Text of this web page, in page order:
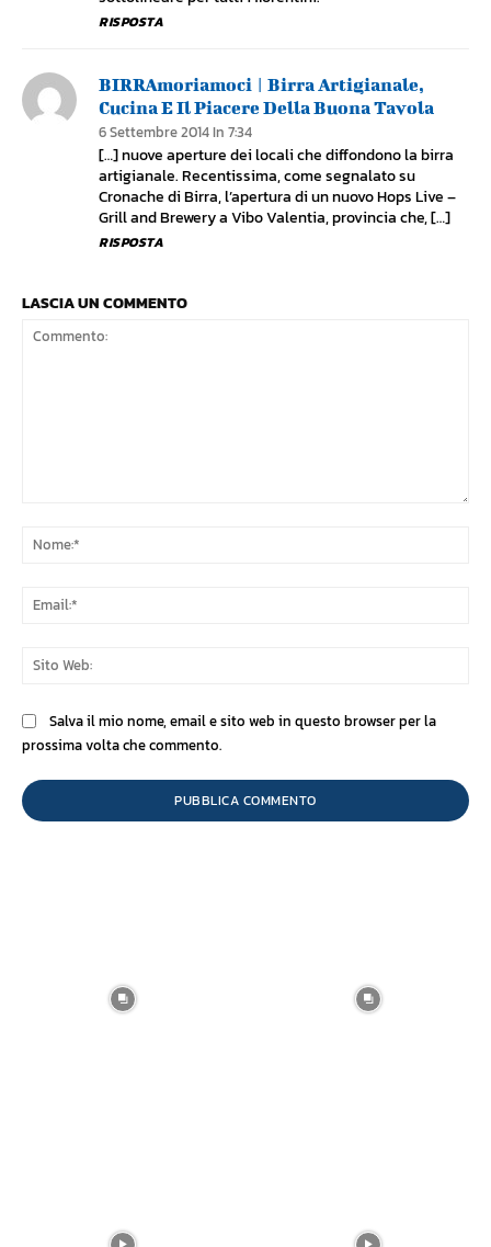
RISPOSTA
BIRRAmoriamoci | Birra Artigianale,
Cucina E Il Piacere Della Buona Tavola
6 Settembre 2014 In 7:34
[…] nuove aperture dei locali che diffondono la birra
artigianale. Recentissima, come segnalato su
Cronache di Birra, l’apertura di un nuovo Hops Live –
Grill and Brewery a Vibo Valentia, provincia che, […]
RISPOSTA
LASCIA UN COMMENTO
Salva il mio nome, email e sito web in questo browser per la
prossima volta che commento.